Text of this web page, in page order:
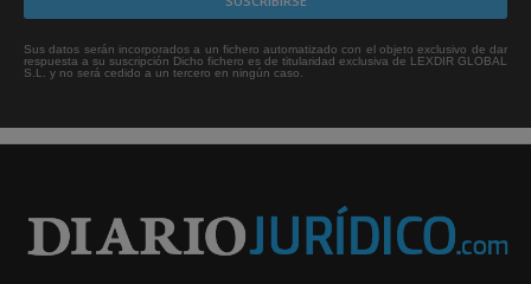
Sus datos serán incorporados a un fichero automatizado con el objeto exclusivo de dar
respuesta a su suscripción Dicho fichero es de titularidad exclusiva de LEXDIR GLOBAL
S.L. y no será cedido a un tercero en ningún caso.